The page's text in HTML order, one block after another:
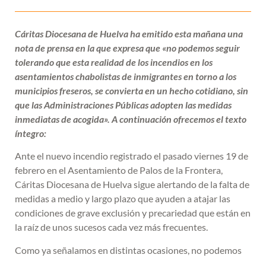
Cáritas Diocesana de Huelva ha emitido esta mañana una
nota de prensa en la que expresa que «no podemos seguir
tolerando que esta realidad de los incendios en los
asentamientos chabolistas de inmigrantes en torno a los
municipios freseros, se convierta en un hecho cotidiano, sin
que las Administraciones Públicas adopten las medidas
inmediatas de acogida». A continuación ofrecemos el texto
íntegro:
Ante el nuevo incendio registrado el pasado viernes 19 de
febrero en el Asentamiento de Palos de la Frontera,
Cáritas Diocesana de Huelva sigue alertando de la falta de
medidas a medio y largo plazo que ayuden a atajar las
condiciones de grave exclusión y precariedad que están en
la raíz de unos sucesos cada vez más frecuentes.
Como ya señalamos en distintas ocasiones, no podemos